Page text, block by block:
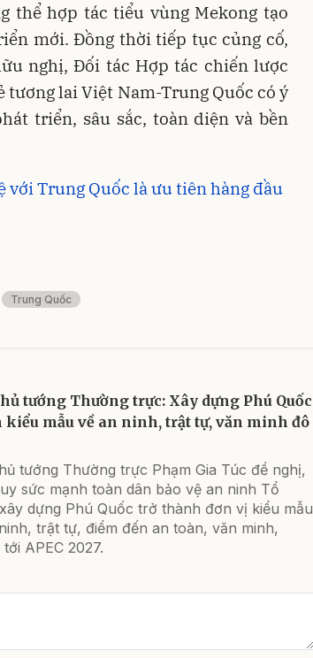
thể hợp tác tiểu vùng Mekong tạo
mới. Đồng thời tiếp tục củng cố,
nghị, Đối tác Hợp tác chiến lược
tương lai Việt Nam-Trung Quốc có ý
triển, sâu sắc, toàn diện và bền
Trung Quốc là ưu tiên hàng đầu
Trung Quốc
tướng Thường trực: Xây dựng Phú Quốc
mẫu về an ninh, trật tự, văn minh đô
tướng Thường trực Phạm Gia Túc đề nghị,
sức mạnh toàn dân bảo vệ an ninh Tổ
dựng Phú Quốc trở thành đơn vị kiểu mẫu
trật tự, điểm đến an toàn, văn minh,
APEC 2027.